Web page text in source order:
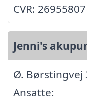
CVR: 26955807
Jenni's
Ø. Børstingvej
Ansatte: